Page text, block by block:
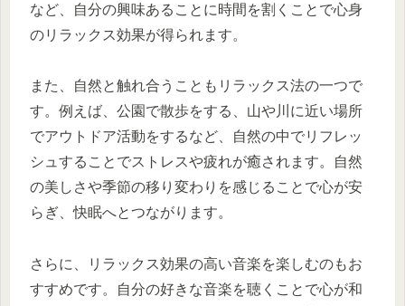
など、自分の興味あることに時間を割くことで心身
のリラックス効果が得られます。
また、自然と触れ合うこともリラックス法の一つで
す。例えば、公園で散歩をする、山や川に近い場所
でアウトドア活動をするなど、自然の中でリフレッ
シュすることでストレスや疲れが癒されます。自然
の美しさや季節の移り変わりを感じることで心が安
らぎ、快眠へとつながります。
さらに、リラックス効果の高い音楽を楽しむのもお
すすめです。自分の好きな音楽を聴くことで心が和